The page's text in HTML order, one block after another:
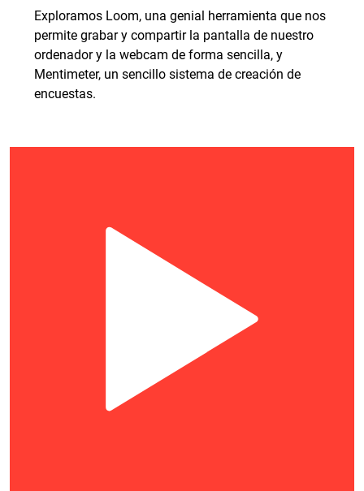
Exploramos Loom, una genial herramienta que nos
permite grabar y compartir la pantalla de nuestro
ordenador y la webcam de forma sencilla, y
Mentimeter, un sencillo sistema de creación de
encuestas.